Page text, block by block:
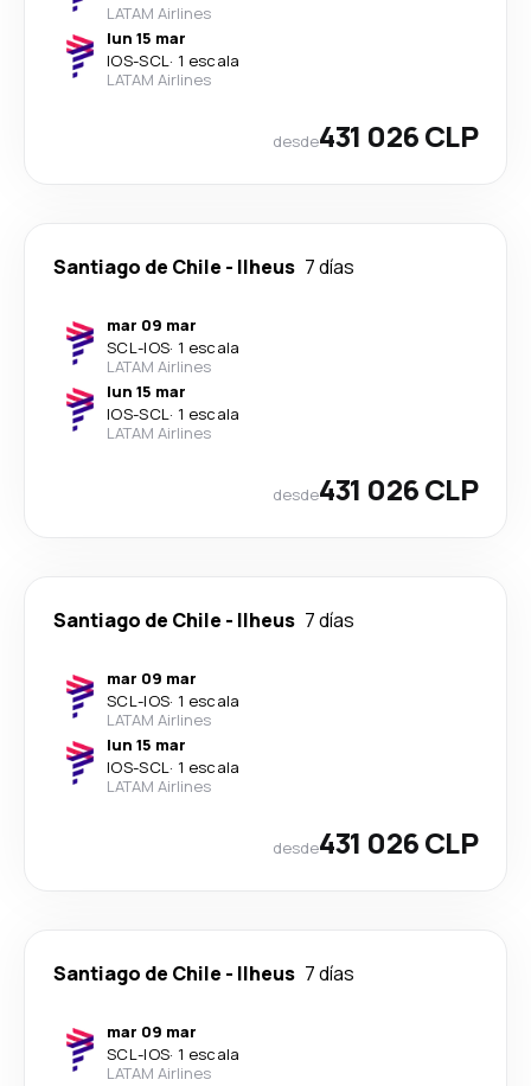
LATAM Airlines
lun 15 mar
IOS-SCL· 1 escala
LATAM Airlines
desde431 026 CLP
Santiago de Chile - Ilheus 7 días
mar 09 mar
SCL-IOS· 1 escala
LATAM Airlines
lun 15 mar
IOS-SCL· 1 escala
LATAM Airlines
desde431 026 CLP
Santiago de Chile - Ilheus 7 días
mar 09 mar
SCL-IOS· 1 escala
LATAM Airlines
lun 15 mar
IOS-SCL· 1 escala
LATAM Airlines
desde431 026 CLP
Santiago de Chile - Ilheus 7 días
mar 09 mar
SCL-IOS· 1 escala
LATAM Airlines